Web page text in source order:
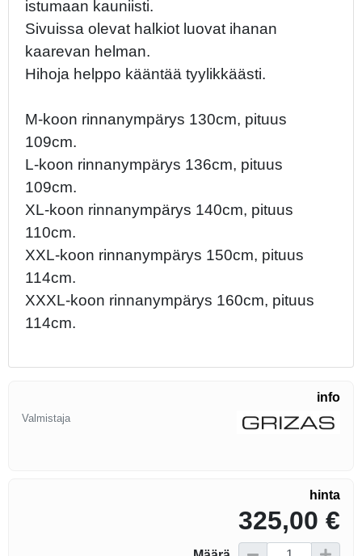
istumaan kauniisti.
Sivuissa olevat halkiot luovat ihanan
kaarevan helman.
Hihoja helppo kääntää tyylikkäästi.
M-koon rinnanympärys 130cm, pituus
109cm.
L-koon rinnanympärys 136cm, pituus
109cm.
XL-koon rinnanympärys 140cm, pituus
110cm.
XXL-koon rinnanympärys 150cm, pituus
114cm.
XXXL-koon rinnanympärys 160cm, pituus
114cm.
info
Valmistaja
hinta
325,00 €